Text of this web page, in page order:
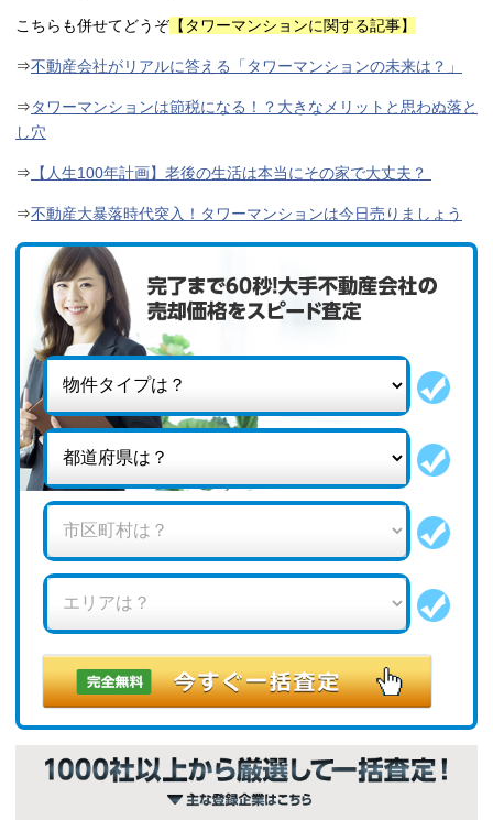
こちらも併せてどうぞ 【タワーマンションに関する記事】
⇒不動産会社がリアルに答える「タワーマンションの未来は？」
⇒タワーマンションは節税になる！？大きなメリットと思わぬ落と
し穴
⇒ 【人生100年計画】老後の生活は本当にその家で大丈夫？
⇒不動産大暴落時代突入！タワーマンションは今日売りましょう